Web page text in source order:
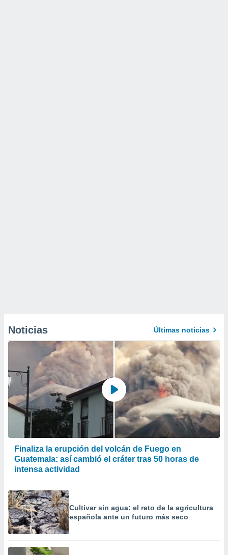
Noticias Últimas noticias
Finaliza la erupción del volcán de Fuego en
Guatemala: así cambió el cráter tras 50 horas de
intensa actividad
Cultivar sin agua: el reto de la agricultura
española ante un futuro más seco